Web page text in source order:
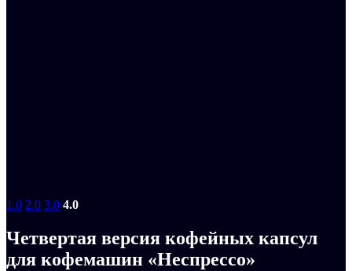
1.0 2.0 3.0 4.0
Четвертая версия кофейных капсул
для кофемашин «Неспрессо»